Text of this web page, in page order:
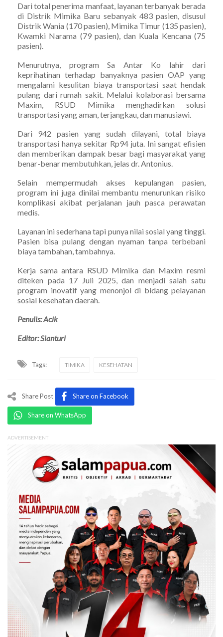
Dari total penerima manfaat, layanan terbanyak berada
di Distrik Mimika Baru sebanyak 483 pasien, disusul
Distrik Wania (170 pasien), Mimika Timur (135 pasien),
Kwamki Narama (79 pasien), dan Kuala Kencana (75
pasien).
Menurutnya, program Sa Antar Ko lahir dari
keprihatinan terhadap banyaknya pasien OAP yang
mengalami kesulitan biaya transportasi saat hendak
pulang dari rumah sakit. Melalui kolaborasi bersama
Maxim, RSUD Mimika menghadirkan solusi
transportasi yang aman, terjangkau, dan manusiawi.
Dari 942 pasien yang sudah dilayani, total biaya
transportasi hanya sekitar Rp94 juta. Ini sangat efisien
dan memberikan dampak besar bagi masyarakat yang
benar-benar membutuhkan, jelas dr. Antonius.
Selain mempermudah akses kepulangan pasien,
program ini juga dinilai membantu menurunkan risiko
komplikasi akibat perjalanan jauh pasca perawatan
medis.
Layanan ini sederhana tapi punya nilai sosial yang tinggi.
Pasien bisa pulang dengan nyaman tanpa terbebani
biaya tambahan, tambahnya.
Kerja sama antara RSUD Mimika dan Maxim resmi
diteken pada 17 Juli 2025, dan menjadi salah satu
program inovatif yang menonjol di bidang pelayanan
sosial kesehatan daerah.
Penulis: Acik
Editor: Sianturi
Tags: TIMIKA KESEHATAN
Share Post Share on Facebook
Share on WhatsApp
ADVERTISEMENT